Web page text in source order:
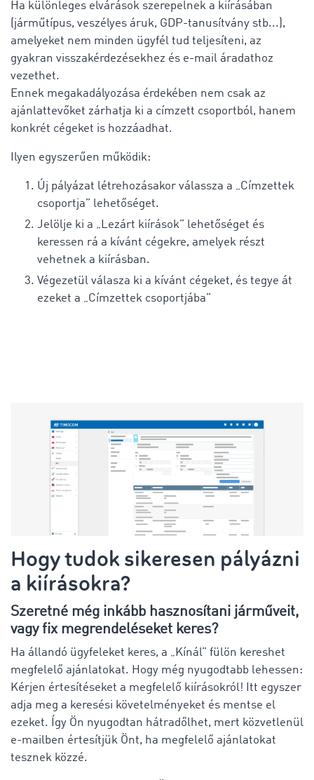
Ha különleges elvárások szerepelnek a kiírásában
(járműtípus, veszélyes áruk, GDP-tanusítvány stb...),
amelyeket nem minden ügyfél tud teljesíteni, az
gyakran visszakérdezésekhez és e-mail áradathoz
vezethet.
Ennek megakadályozása érdekében nem csak az
ajánlattevőket zárhatja ki a címzett csoportból, hanem
konkrét cégeket is hozzáadhat.
Ilyen egyszerűen működik:
Új pályázat létrehozásakor válassza a „Címzettek
csoportja” lehetőséget.
Jelölje ki a „Lezárt kiírások” lehetőséget és
keressen rá a kívánt cégekre, amelyek részt
vehetnek a kiírásban.
Végezetül válasza ki a kívánt cégeket, és tegye át
ezeket a „Címzettek csoportjába”
Hogy tudok sikeresen pályázni
a kiírásokra?
Szeretné még inkább hasznosítani járműveit,
vagy fix megrendeléseket keres?
Ha állandó ügyfeleket keres, a „Kínál” fülön kereshet
megfelelő ajánlatokat. Hogy még nyugodtabb lehessen:
Kérjen értesítéseket a megfelelő kiírásokról! Itt egyszer
adja meg a keresési követelményeket és mentse el
ezeket. Így Ön nyugodtan hátradőlhet, mert közvetlenül
e-mailben értesítjük Önt, ha megfelelő ajánlatokat
tesznek közzé.